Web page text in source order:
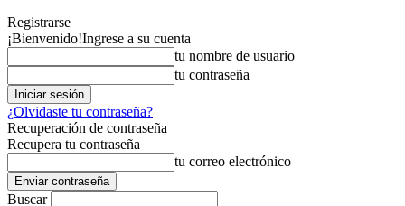
Registrarse
¡Bienvenido!Ingrese a su cuenta
tu nombre de usuario
tu contraseña
¿Olvidaste tu contraseña?
Recuperación de contraseña
Recupera tu contraseña
tu correo electrónico
Buscar